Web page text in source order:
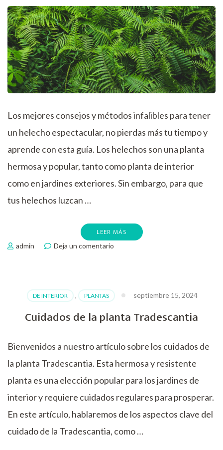
Los mejores consejos y métodos infalibles para tener
un helecho espectacular, no pierdas más tu tiempo y
aprende con esta guía. Los helechos son una planta
hermosa y popular, tanto como planta de interior
como en jardines exteriores. Sin embargo, para que
tus helechos luzcan …
LEER MÁS
admin Deja un comentario
los
helechos
DE INTERIOR , PLANTAS septiembre 15, 2024
Cuidados de la planta Tradescantia
Bienvenidos a nuestro artículo sobre los cuidados de
la planta Tradescantia. Esta hermosa y resistente
planta es una elección popular para los jardines de
interior y requiere cuidados regulares para prosperar.
En este artículo, hablaremos de los aspectos clave del
cuidado de la Tradescantia, como …